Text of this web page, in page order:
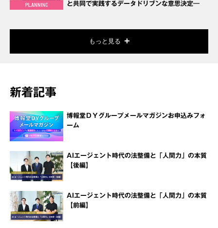
と共同で実践するデータドリブンな意思決定―
もっと見る
新着記事
博報堂ＤＹグループメールマガジンお申込みフォ
ーム
AIエージェント時代の法整備と「人間力」の本質
【後編】
AIエージェント時代の法整備と「人間力」の本質
【前編】